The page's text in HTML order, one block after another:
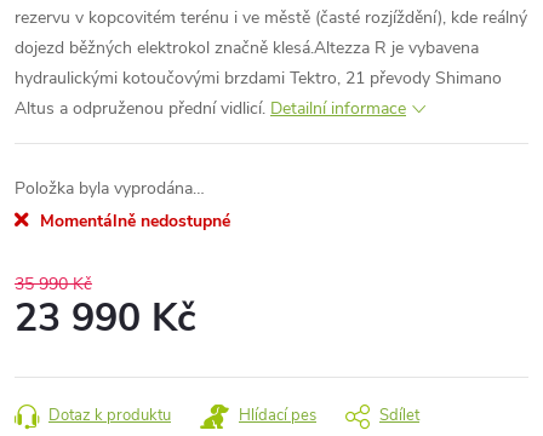
rezervu v kopcovitém terénu i ve městě (časté rozjíždění), kde reálný
dojezd běžných elektrokol značně klesá.Altezza R je vybavena
hydraulickými kotoučovými brzdami Tektro, 21 převody Shimano
Altus a odpruženou přední vidlicí. Detailní informace
Položka byla vyprodána…
Momentálně nedostupné
35 990 Kč
23 990 Kč
cena:
Dotaz k produktu Hlídací pes Sdílet